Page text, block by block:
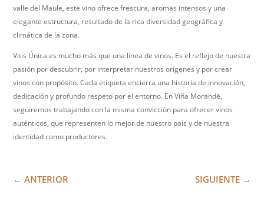
valle del Maule, este vino ofrece frescura, aromas intensos y una
elegante estructura, resultado de la rica diversidad geográfica y
climática de la zona.
Vitis Única es mucho más que una línea de vinos. Es el reflejo de nuestra
pasión por descubrir, por interpretar nuestros orígenes y por crear
vinos con propósito. Cada etiqueta encierra una historia de innovación,
dedicación y profundo respeto por el entorno. En Viña Morandé,
seguiremos trabajando con la misma convicción para ofrecer vinos
auténticos, que representen lo mejor de nuestro país y de nuestra
identidad como productores.
←ANTERIOR SIGUIENTE→